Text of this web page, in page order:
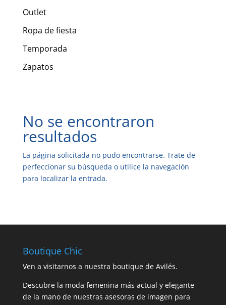
Outlet
Ropa de fiesta
Temporada
Zapatos
No se encontraron
resultados
La página solicitada no pudo encontrarse. Trate de
perfeccionar su búsqueda o utilice la navegación
para localizar la entrada.
Boutique Chic
Ven a visitarnos a nuestra boutique de Avilés.
Descubre la moda femenina más actual y elegante
de la mano de nuestras asesoras de imagen para